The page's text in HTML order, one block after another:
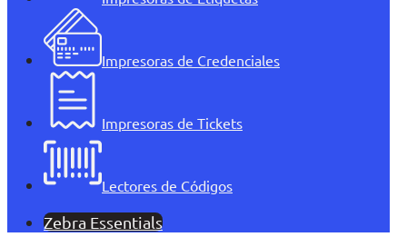
Impresoras de Credenciales
Impresoras de Tickets
Lectores de Códigos
Zebra Essentials